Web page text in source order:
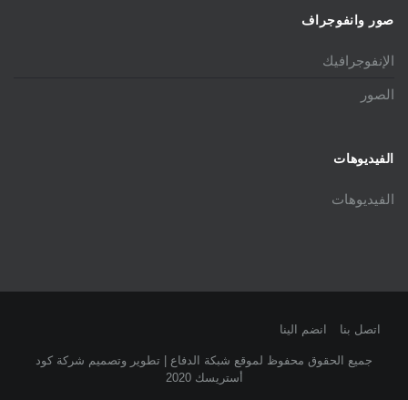
صور وانفوجراف
الإنفوجرافيك
الصور
الفيديوهات
الفيديوهات
اتصل بنا انضم الينا
جميع الحقوق محفوظ لموقع شبكة الدفاع | تطوير وتصميم شركة كود
أستريسك 2020